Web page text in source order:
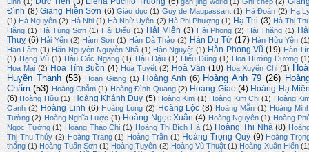
Linh (1) gan jing world (1) Ghi chép (2)
Đình (8) Giang Hiền Sơn (6) Giáo dục (1) Guy de Maupassant (1) Hà Đoàn (2) Hạ
(1) Hà Nguyên (2) Hà Nhi (1) Hà Nhữ Uyên (2) Hà Phi Phượng (1) Hạ Thi (3) Hà Thị
Hằng (1) Hà Tùng Sơn (1) Hải Điểu (1) Hải Miên (3) Hải Phong (2) Hải Thăng (1)
Thuỵ (6) Hải Yến (2) Hàm Sơn (1) Hàn Dã Thảo (2) Hàn Du Tử (17) Hàn Hữu Yên
Hàn Lâm (1) Hãn Nguyên Nguyễn Nhã (1) Hàn Nguyệt (1) Hàn Phong Vũ (19) Hàn
(1) Hạng Vũ (1) Hậu Cốc Ngang (1) Hậu Đậu (1) Hiếu Dũng (1) Hoa Hướng Dương
Hoa Mai (2) Hoa Tím Buồn (4) Hoa Tuyết (2) Hoà Văn (10) Hoa Xuyến Chi (1)
Huyền Thanh (53) Hoan Giang (1) Hoàng Anh (6) Hoàng Anh 79 (26)
Chẩm (53) Hoàng Chẫm (1) Hoàng Đình Quang (2) Hoàng Giao (4) Hoàng Hạ
(6) Hoàng Hữu (1) Hoàng Khánh Duy (5) Hoàng Kim (1) Hoàng Kim Chi (1) Hoàng
Oanh (2) Hoàng Linh (6) Hoàng Long (2) Hoàng Lộc (8) Hoàng Mẫn (1) Hoàng
Tường (2) Hoàng Nghĩa Lược (1) Hoàng Ngọc Xuân (4) Hoàng Nguyên (1) Hoàng
Ngọc Tường (1) Hoàng Thảo Chi (1) Hoàng Thị Bích Hà (1) Hoàng Thị Nhã (8)
Thị Thu Thủy (2) Hoàng Trang (1) Hoàng Trần (1) Hoàng Trọng Quý (9) Hoàng
thắng (1) Hoàng Tuấn Sơn (1) Hoàng Tuyên (2) Hoàng Vũ Thuật (1) Hoàng Xuân Hiến